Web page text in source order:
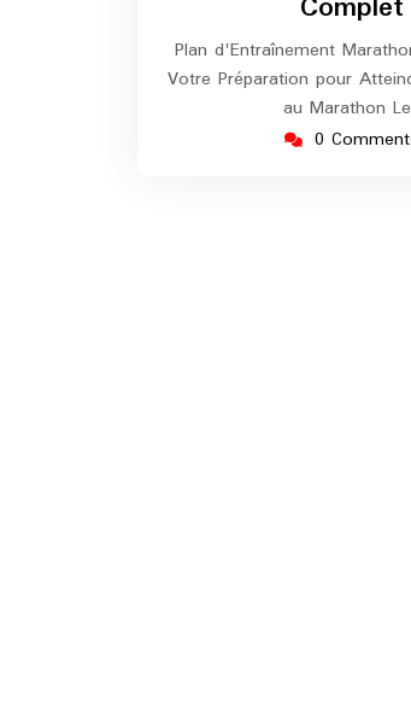
Plan d'Entraînement
Votre Préparation pour
au Marathon
0